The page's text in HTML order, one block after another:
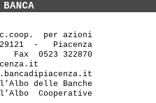
per azioni
-   Piacenza
0523 322870
delle Banche